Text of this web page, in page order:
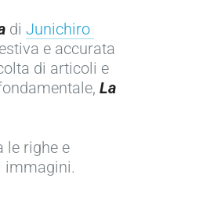
di Junichiro
e accurata
di articoli e
La
le righe e
immagini.